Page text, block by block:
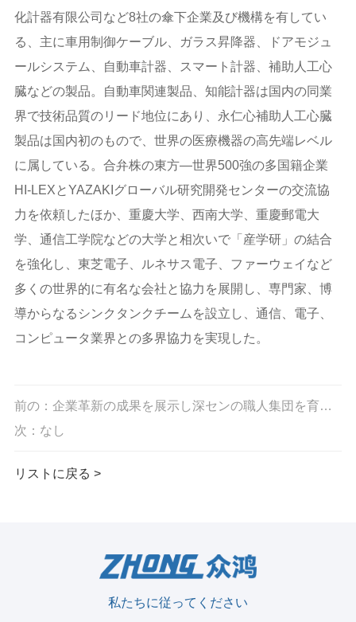
化計器有限公司など8社の傘下企業及び機構を有してい
る、主に車用制御ケーブル、ガラス昇降器、ドアモジュ
ールシステム、自動車計器、スマート計器、補助人工心
臓などの製品。自動車関連製品、知能計器は国内の同業
界で技術品質のリード地位にあり、永仁心補助人工心臓
製品は国内初のもので、世界の医療機器の高先端レベル
に属している。合弁株の東方―世界500強の多国籍企業
HI-LEXとYAZAKIグローバル研究開発センターの交流協
力を依頼したほか、重慶大学、西南大学、重慶郵電大
学、通信工学院などの大学と相次いで「産学研」の結合
を強化し、東芝電子、ルネサス電子、ファーウェイなど
多くの世界的に有名な会社と協力を展開し、専門家、博
導からなるシンクタンクチームを設立し、通信、電子、
コンピュータ業界との多界協力を実現した。
前の：企業革新の成果を展示し深センの職人集団を育成する｜第15回深セン企業革新記録成果発表会及び深セン工業総会2016年度年次総...
次：なし
リストに戻る >
私たちに従ってください